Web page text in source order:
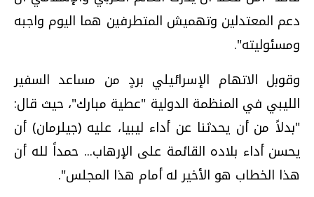
دعم المعتدلين وتهميش المتطرفين هما اليوم واجبه
ومسئوليته".
وقوبل الاتهام الإسرائيلي بردٍ من مساعد السفير
الليبي في المنظمة الدولية "عطية مبارك"، حيث قال:
"بدلاً من أن يحدثنا عن أداء ليبيا، عليه (جيلرمان) أن
يحسن أداء بلاده القائمة على الإرهاب... حمداً لله أن
هذا الخطاب هو الأخير له أمام هذا المجلس".